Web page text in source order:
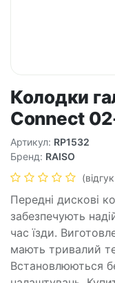
Колодки
Connect
Артикул: RP1532
Бренд: RAISO
Передні дискові
забезпечують
час їзди.
мають тривалий
Встановлюються